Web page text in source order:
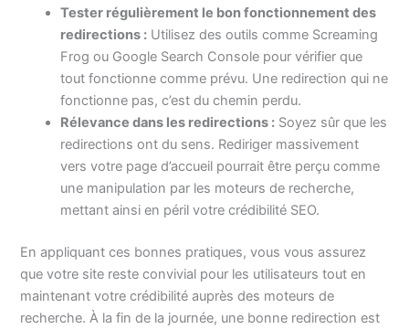
Tester régulièrement le bon fonctionnement des
redirections : Utilisez des outils comme Screaming
Frog ou Google Search Console pour vérifier que
tout fonctionne comme prévu. Une redirection qui ne
fonctionne pas, c’est du chemin perdu.
Rélevance dans les redirections : Soyez sûr que les
redirections ont du sens. Rediriger massivement
vers votre page d’accueil pourrait être perçu comme
une manipulation par les moteurs de recherche,
mettant ainsi en péril votre crédibilité SEO.
En appliquant ces bonnes pratiques, vous vous assurez
que votre site reste convivial pour les utilisateurs tout en
maintenant votre crédibilité auprès des moteurs de
recherche. À la fin de la journée, une bonne redirection est